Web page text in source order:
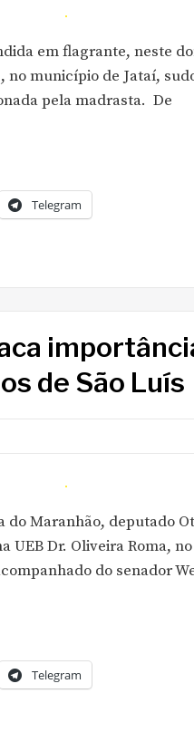
em flagrante, neste
município de Jataí,
pela madrasta. De
Telegram
de São Luís
Maranhão, deputado
Dr. Oliveira Roma,
do senador
Telegram